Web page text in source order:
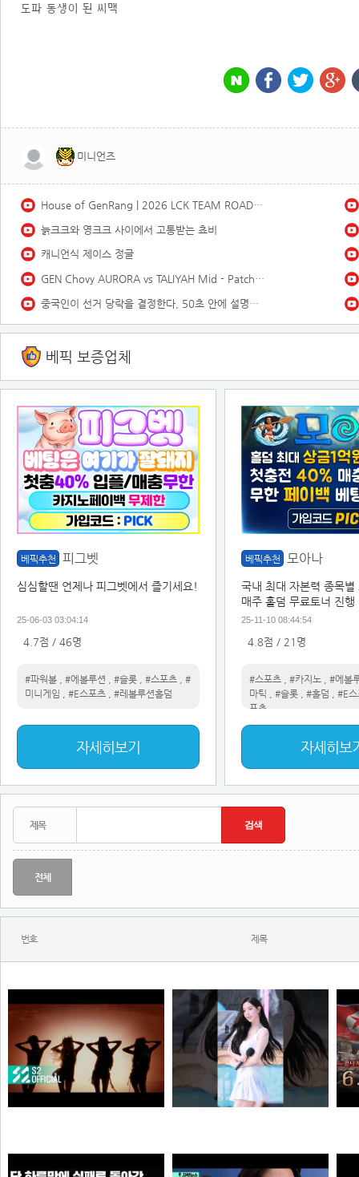
도파 동생이 된 씨맥
미니언즈
House of GenRang | 2026 LCK TEAM ROADSHOW GEN.G HOMESTAND
늙크크와 영크크 사이에서 고통받는 쵸비
캐니언식 제이스 정글
GEN Chovy AURORA vs TALIYAH Mid - Patch 26.13 KR Ranked | lolrec
중국인이 선거 당락을 결정한다, 50초 안에 설명하기
베픽 보증업체
베픽추천 피그벳
심심할땐 언제나 피그벳에서 즐기세요!
25-06-03 03:04:14
4.7점 / 46명
#파워볼 #에볼루션 #슬롯 #스포츠
#
미니게임
#E스포츠 #레볼루션홀덤
자세히보기
베픽추천 모아나
국내 최대 자본력 종목별
매주 홀덤 무료토너 진
25-11-10 08:44:54
4.8점 / 21명
#스포츠 #카지노
#에볼
마틱
#슬롯 #홀덤
#E
포츠
자세히보
전체
번호 제목
원빈해설위원
해골